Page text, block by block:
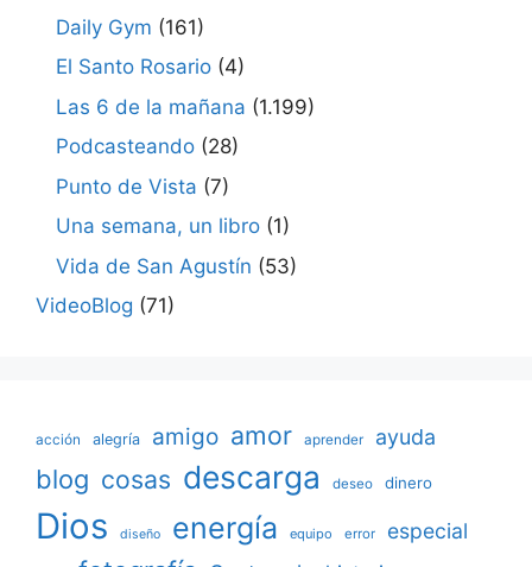
Daily Gym (161)
El Santo Rosario (4)
Las 6 de la mañana (1.199)
Podcasteando (28)
Punto de Vista (7)
Una semana, un libro (1)
Vida de San Agustín (53)
VideoBlog (71)
acción alegría amigo amor aprender ayuda
blog cosas descarga deseo dinero
Dios diseño energía equipo error especial